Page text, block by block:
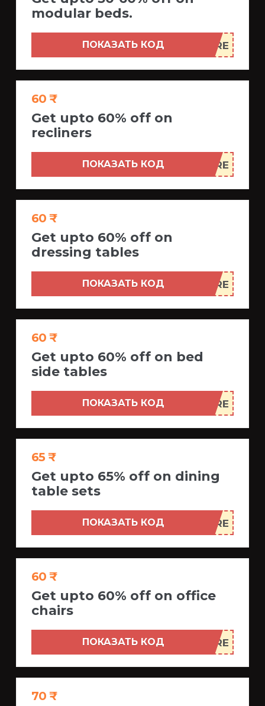
modular beds.
ПОКАЗАТЬ КОД
60 ₹
Get upto 60% off on
recliners
ПОКАЗАТЬ КОД
60 ₹
Get upto 60% off on
dressing tables
ПОКАЗАТЬ КОД
60 ₹
Get upto 60% off on bed
side tables
ПОКАЗАТЬ КОД
65 ₹
Get upto 65% off on dining
table sets
ПОКАЗАТЬ КОД
60 ₹
Get upto 60% off on office
chairs
ПОКАЗАТЬ КОД
70 ₹